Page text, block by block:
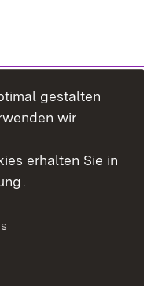
zur
gestalten
wir
erhalten Sie in
.